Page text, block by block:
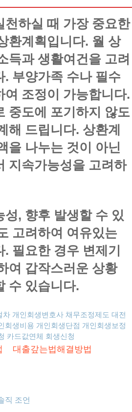
천하실 때 가장 중요한
환계획입니다. 월 상
득과 생활여건을 고려
. 부양가족 수나 필수
여 조정이 가능합니다.
중도에 포기하지 않도
해 드립니다. 상환계
을 나누는 것이 아닌
지속가능성을 고려하
성, 향후 발생할 수 있
고려하여 여유있는
필요한 경우 변제기
여 갑작스러운 상황
수 있습니다.
차 개인회생변호사 채무조정제도 대전
회생비용 개인회생단점 개인회생보정
카드값연체 회생신청
대출갚는법해결방법
직 조언